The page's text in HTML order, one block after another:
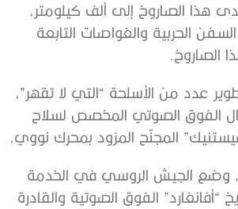
هذا الصاروخ إلى ألف كيلومتر،
الحربية والغواصات التابعة
الصاروخ.
عدد من الأسلحة “التي لا تقهر”،
الفوق الصوتي المخصص لسلاح
المجنّح المزود بمحرك نووي.
في ديسمبر 2019، وضع الجيش الروسي في الخدمة
“أفانغارد” الفوق الصوتية والقادرة